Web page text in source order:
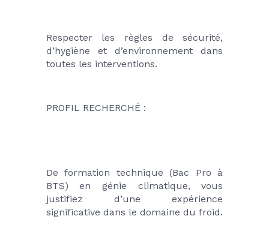
Respecter les règles de sécurité,
d’hygiène et d’environnement dans
toutes les interventions.
PROFIL RECHERCHÉ :
De formation technique (Bac Pro à
BTS) en génie climatique, vous
justifiez d’une expérience
significative dans le domaine du froid.